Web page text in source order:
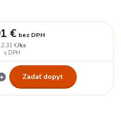
€/ks
€ bez DPH
Zadať dopyt